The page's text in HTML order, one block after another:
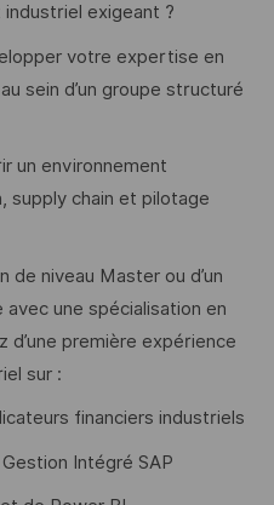
industriel exigeant ?
votre expertise en
sein d’un groupe structuré
un environnement
supply chain et pilotage
de niveau Master ou d’un
avec une spécialisation en
première expérience
sur :
financiers industriels
Intégré SAP